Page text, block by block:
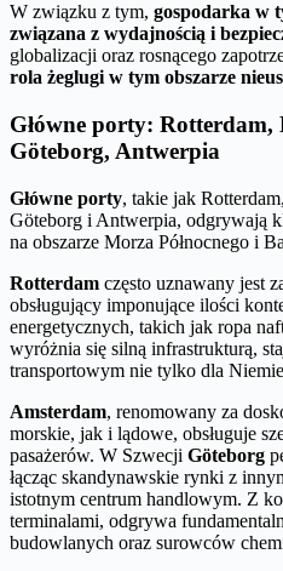
W związku z tym, gospodarka w
związana z wydajnością i
globalizacji oraz rosnącego
rola żeglugi w tym obszarze
Główne porty:
Göteborg, Antwerpia
Główne porty, takie jak
Göteborg i Antwerpia, odgrywają
na obszarze Morza Północnego i
Rotterdam często uznawany jest
obsługujący imponujące ilości
energetycznych, takich jak ropa
wyróżnia się silną infrastrukturą,
transportowym nie tylko dla
Amsterdam, renomowany za
morskie, jak i lądowe, obsługuje
pasażerów. W Szwecji Göteborg
łącząc skandynawskie rynki z
istotnym centrum handlowym. Z
terminalami, odgrywa
budowlanych oraz surowców